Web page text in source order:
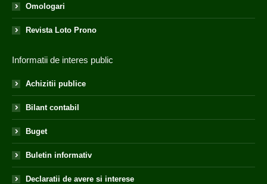
Omologari
Revista Loto Prono
Informatii de interes public
Achizitii publice
Bilant contabil
Buget
Buletin informativ
Declaratii de avere si interese